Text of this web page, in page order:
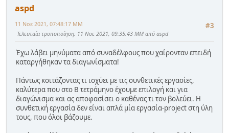
aspd
#3
11 Νοε 2021, 07:48:17 ΜΜ
Τελευταία τροποποίηση: 11 Νοε 2021, 09:35:43 ΜΜ από aspd
Έχω λάβει μηνύματα από συναδέλφους που χαίρονταν επειδή
καταργήθηκαν τα διαγωνίσματα!
Πάντως κοιτάζοντας τι ισχύει με τις συνθετικές εργασίες,
καλύτερα που στο Β τετράμηνο έχουμε επιλογή και για
διαγώνισμα και ας αποφασίσει ο καθένας τι τον βολεύει. Η
συνθετική εργασία δεν είναι απλά μία εργασία-project στη ύλη
τους, που όλοι βάζουμε.